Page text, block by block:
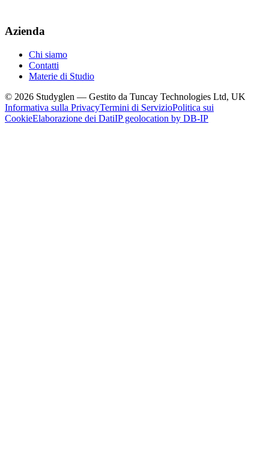
Azienda
Chi siamo
Contatti
Materie di Studio
© 2026 Studyglen — Gestito da Tuncay Technologies Ltd, UK
Informativa sulla PrivacyTermini di ServizioPolitica sui
CookieElaborazione dei DatiIP geolocation by DB-IP